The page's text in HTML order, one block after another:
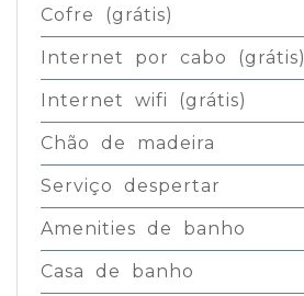
Cofre (grátis)
Internet por cabo (grátis)
Internet wifi (grátis)
Chão de madeira
Serviço despertar
Amenities de banho
Casa de banho